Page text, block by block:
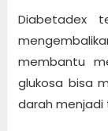
Diabetadex
membantu
glukosa bisa
darah menjadi